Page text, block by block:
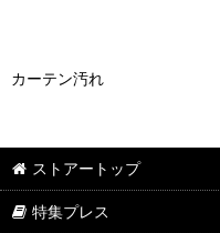
カーテン汚れ
ストアートップ
特集プレス